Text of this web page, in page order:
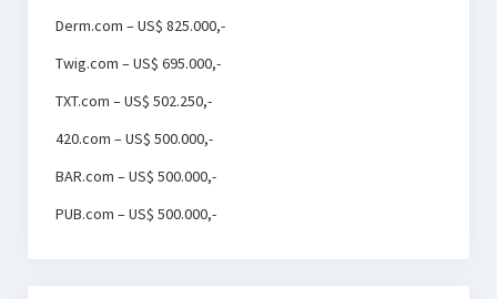
Derm.com – US$ 825.000,-
Twig.com – US$ 695.000,-
TXT.com – US$ 502.250,-
420.com – US$ 500.000,-
BAR.com – US$ 500.000,-
PUB.com – US$ 500.000,-